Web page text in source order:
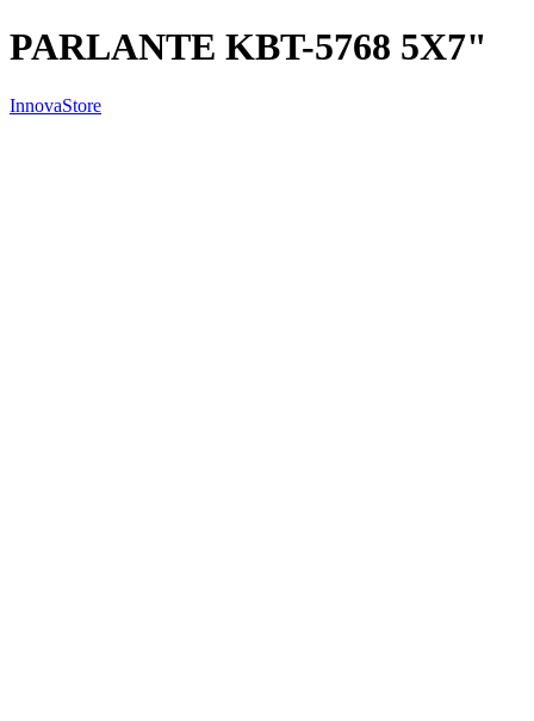
PARLANTE KBT-5768 5X7"
InnovaStore